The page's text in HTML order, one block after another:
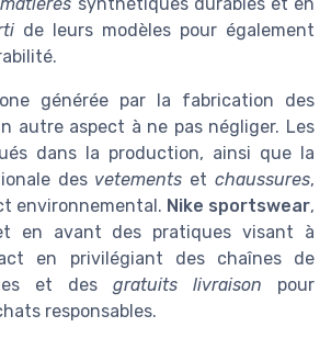
de leurs modèles pour également
générée par la fabrication des
autre aspect à ne pas négliger. Les
dans la production, ainsi que la
des vetements etchaussures,
environnemental. Nike sportswear,
en avant des pratiques visant à
en privilégiant des chaînes de
et des gratuits livraison pour
responsables.